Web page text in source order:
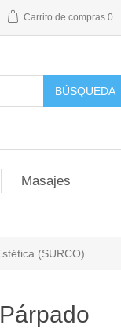
Carrito de compras 0
BÚSQUEDA
Masajes
(SURCO)